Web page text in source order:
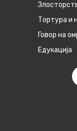
Тортура и
Говор на
Едукација